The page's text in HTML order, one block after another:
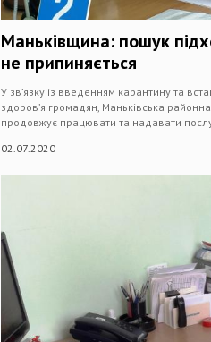
Маньківщина: пошук
не припиняється
У зв’язку із введенням карантину та
здоров’я громадян, Маньківська
продовжує працювати та надавати
02.07.2020